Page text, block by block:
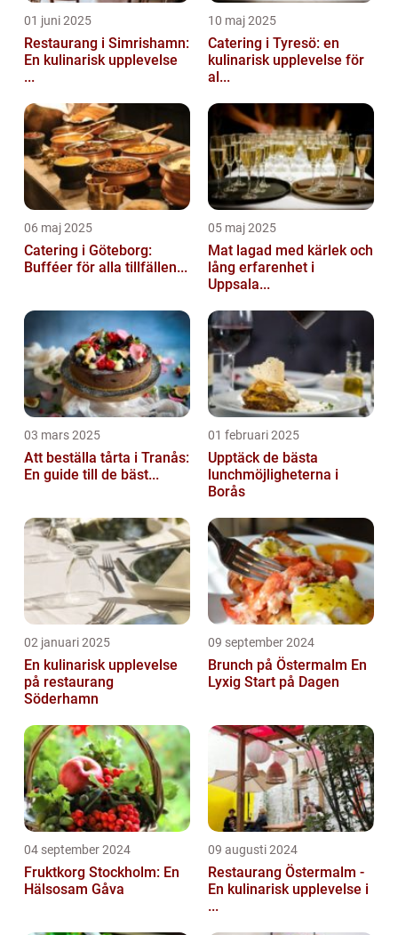
01 juni 2025
Restaurang i Simrishamn:
En kulinarisk upplevelse
...
10 maj 2025
Catering i Tyresö: en
kulinarisk upplevelse för
al...
06 maj 2025
Catering i Göteborg:
Bufféer för alla tillfällen...
05 maj 2025
Mat lagad med kärlek och
lång erfarenhet i
Uppsala...
03 mars 2025
Att beställa tårta i Tranås:
En guide till de bäst...
01 februari 2025
Upptäck de bästa
lunchmöjligheterna i
Borås
02 januari 2025
En kulinarisk upplevelse
på restaurang
Söderhamn
09 september 2024
Brunch på Östermalm En
Lyxig Start på Dagen
04 september 2024
Fruktkorg Stockholm: En
Hälsosam Gåva
09 augusti 2024
Restaurang Östermalm -
En kulinarisk upplevelse i
...